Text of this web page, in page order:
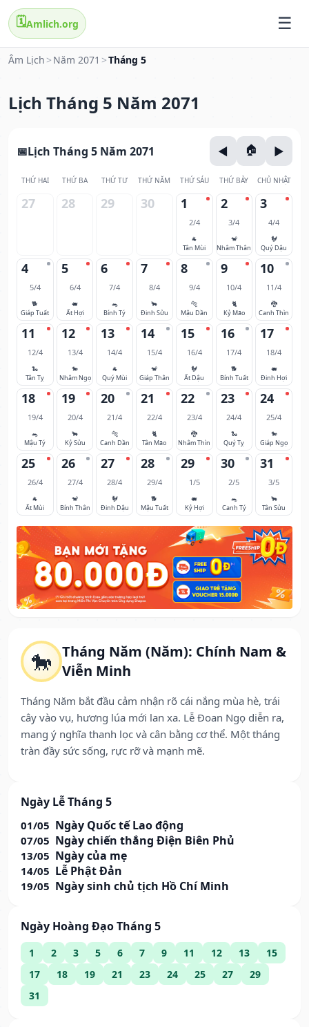
🗓️Amlich.org
Âm Lịch > Năm 2071 >Tháng 5
Lịch Tháng 5 Năm 2071
🐎 Tháng Năm (Năm): Chính Nam &
Viễn Minh
Tháng Năm bắt đầu cảm nhận rõ cái nắng mùa hè, trái
cây vào vụ, hương lúa mới lan xa. Lễ Đoan Ngọ diễn ra,
mang ý nghĩa thanh lọc và cân bằng cơ thể. Một tháng
tràn đầy sức sống, rực rỡ và mạnh mẽ.
Ngày Lễ Tháng 5
01/05 Ngày Quốc tế Lao động
07/05 Ngày chiến thắng Điện Biên Phủ
13/05 Ngày của mẹ
14/05 Lễ Phật Đản
19/05 Ngày sinh chủ tịch Hồ Chí Minh
Ngày Hoàng Đạo Tháng 5
1 2 3 5 6 7 9 11 12 13
15
17
18 19 21 23 24 25 27
29
31
Lịch Tháng 5 Năm 2071
THỨ HAI THỨ BA THỨ TƯ THỨ NĂM THỨ SÁU THỨ BẢY CHỦ NHẬT
27 28 29 30 1
2/4
🐐
Tân Mùi
2
3/4
🐒
Nhâm Thân
3
4/4
🐓
Quý Dậu
4
5/4
🐕
Giáp Tuất
5
6/4
🐖
Ất Hợi
6
7/4
🐀
Bính Tý
7
8/4
🐂
Đinh Sửu
8
9/4
🐅
Mậu Dần
9
10/4
🐈
Kỷ Mão
10
11/4
🐉
Canh Thìn
11
12/4
🐍
Tân Tỵ
12
13/4
🐎
Nhâm Ngọ
13
14/4
🐐
Quý Mùi
14
15/4
🐒
Giáp Thân
15
16/4
🐓
Ất Dậu
16
17/4
🐕
Bính Tuất
17
18/4
🐖
Đinh Hợi
18
19/4
🐀
Mậu Tý
19
20/4
🐂
Kỷ Sửu
20
21/4
🐅
Canh Dần
21
22/4
🐈
Tân Mão
22
23/4
🐉
Nhâm Thìn
23
24/4
🐍
Quý Tỵ
24
25/4
🐎
Giáp Ngọ
25
26/4
🐐
Ất Mùi
26
27/4
🐒
Bính Thân
27
28/4
🐓
Đinh Dậu
28
29/4
🐕
Mậu Tuất
29
1/5
🐖
Kỷ Hợi
30
2/5
🐀
Canh Tý
31
3/5
🐂
Tân Sửu